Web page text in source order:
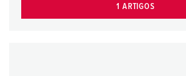
1 ARTIGOS